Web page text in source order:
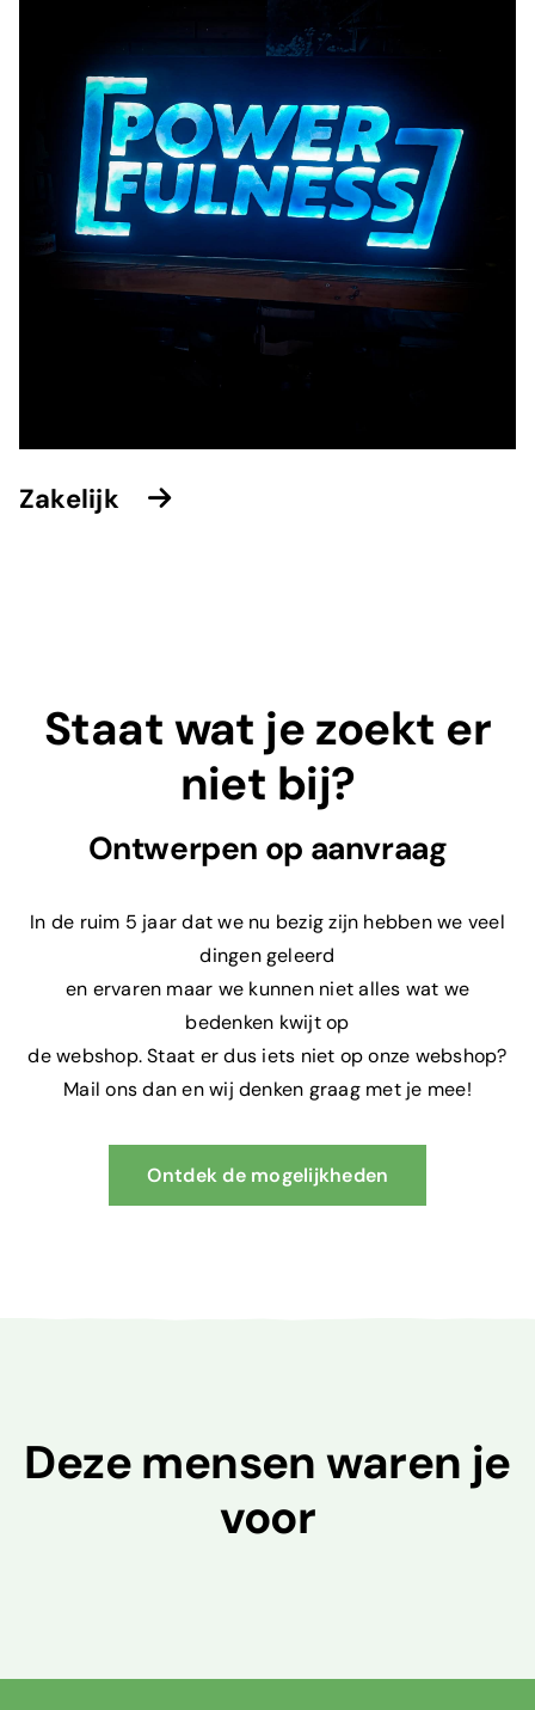
Zakelijk
Staat wat je zoekt er
niet bij?
Ontwerpen op aanvraag
In de ruim 5 jaar dat we nu bezig zijn hebben we veel
dingen geleerd
en ervaren maar we kunnen niet alles wat we
bedenken kwijt op
de webshop. Staat er dus iets niet op onze webshop?
Mail ons dan en wij denken graag met je mee!
Ontdek de mogelijkheden
Deze mensen waren je
voor